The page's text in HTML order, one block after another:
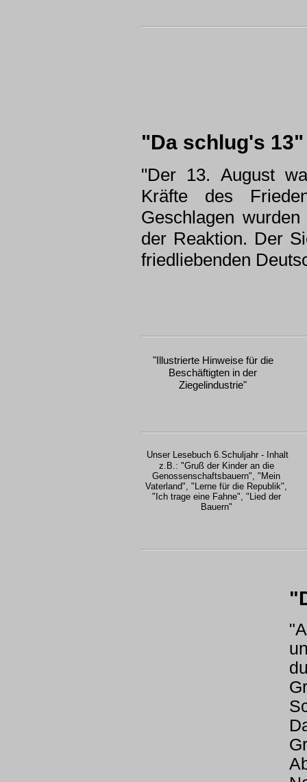
"Da schlug's 13"
"Der 13. August
Kräfte des
Geschlagen
der Reaktion. Der
friedliebenden
"Illustrierte Hinweise für die
Beschäftigten in der
Ziegelindustrie"
Unser Lesebuch 6.Schuljahr - Inhalt
z.B.: "Gruß der Kinder an die
Genossenschaftsbauern", "Mein
Vaterland", "Lerne für die Republik",
"Ich trage eine Fahne", "Lied der
Bauern"